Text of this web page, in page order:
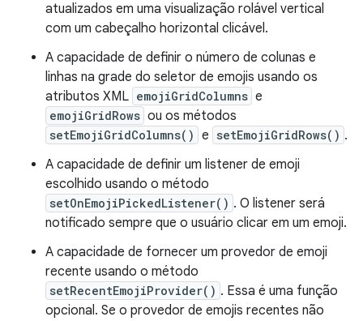
atualizados em uma visualização rolável vertical
com um cabeçalho horizontal clicável.
A capacidade de definir o número de colunas e
linhas na grade do seletor de emojis usando os
atributos XML emojiGridColumns e
emojiGridRows ou os métodos
setEmojiGridColumns() e setEmojiGridRows() .
A capacidade de definir um listener de emoji
escolhido usando o método
setOnEmojiPickedListener() . O listener será
notificado sempre que o usuário clicar em um emoji.
A capacidade de fornecer um provedor de emoji
recente usando o método
setRecentEmojiProvider() . Essa é uma função
opcional. Se o provedor de emojis recentes não